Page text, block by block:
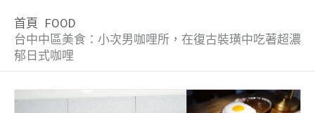
首頁 FOOD
台中中區美食：小次男咖哩所，在復古裝璜中吃著超濃
郁日式咖哩